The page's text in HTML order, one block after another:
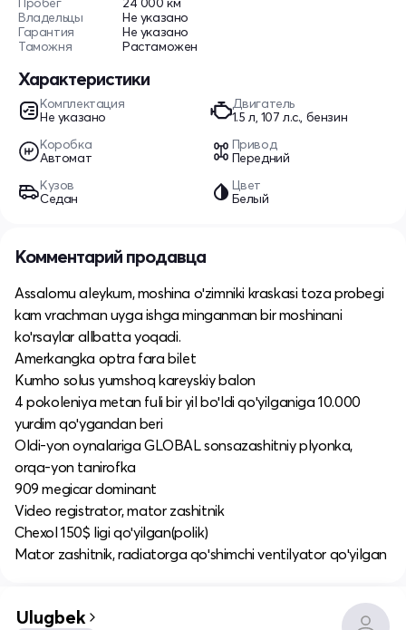
Владельцы
Не указано
Гарантия
Не указано
Таможня
Растаможен
Характеристики
Комплектация
Не указано
Двигатель
1.5 л, 107 л.с., бензин
Коробка
Автомат
Привод
Передний
Кузов
Седан
Цвет
Белый
Комментарий продавца
Assalomu aleykum, moshina oʻzimniki kraskasi toza probegi
kam vrachman uyga ishga minganman bir moshinani
koʻrsaylar allbatta yoqadi.
Amerkangka optra fara bilet
Kumho solus yumshoq kareyskiy balon
4 pokoleniya metan fuli bir yil boʻldi qoʻyilganiga 10.000
yurdim qoʻygandan beri
Oldi-yon oynalariga GLOBAL sonsazashitniy plyonka,
orqa-yon tanirofka
909 megicar dominant
Video registrator, mator zashitnik
Chexol 150$ ligi qoʻyilgan(polik)
Mator zashitnik, radiatorga qoʻshimchi ventilyator qoʻyilgan
Ulugbek